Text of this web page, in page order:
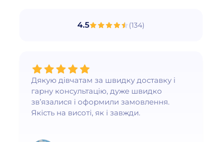
4.5 (134)
Дякую дівчатам за швидку доставку і
гарну консультацію, дуже швидко
зв’язалися і оформили замовлення.
Якість на висоті, як і завжди.